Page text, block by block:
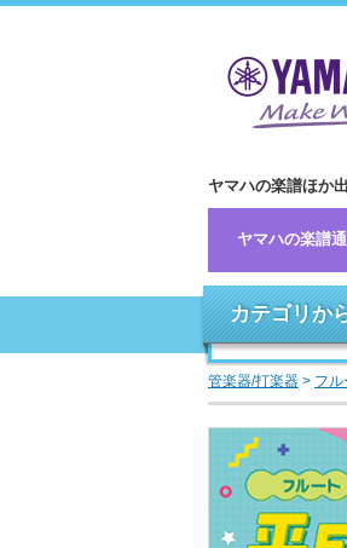
ヤマハの楽譜ほか
ヤマハの楽譜
カテゴリか
管楽器/打楽器 > フル